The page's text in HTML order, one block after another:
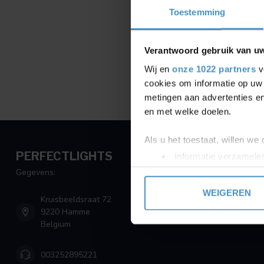
Toestemming
Verantwoord gebruik van
Wij en onze 1022 partners
cookies om informatie op
metingen aan advertenties
en met welke doelen.
Als u het toestaat, willen we
Informatie
Uw apparaat
toestemming op elk
We gebruiken cookies om
websiteverkeer te
WEIGEREN
PERFECTLIGHTS
Gegevens:
Kruisbeeldsraat 72
9220 Hamme
Belgium
003252895221